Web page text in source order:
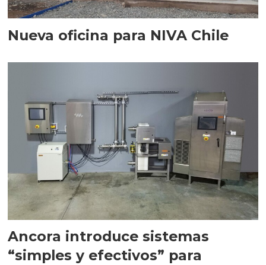
Nueva oficina para NIVA Chile
Ancora introduce sistemas
“simples y efectivos” para